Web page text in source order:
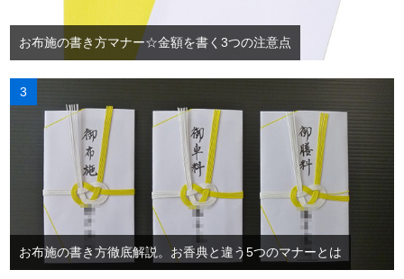
お布施の書き方マナー☆金額を書く3つの注意点
お布施の書き方徹底解説。お香典と違う5つのマナーとは